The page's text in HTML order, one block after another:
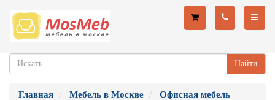
Найти
Главная Мебель в Москве
Офисная мебель